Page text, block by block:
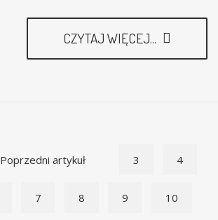
CZYTAJ WIĘCEJ...
Poprzedni artykuł 3 4
7 8 9 10